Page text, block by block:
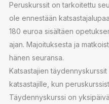
Peruskurssit on tarkoitettu
ole ennestään
180 euroa sisältäen
ajan. Majoituksesta ja
hänen seuransa.
Katsastajien
katsastajille, kun
Täydennyskurssi on